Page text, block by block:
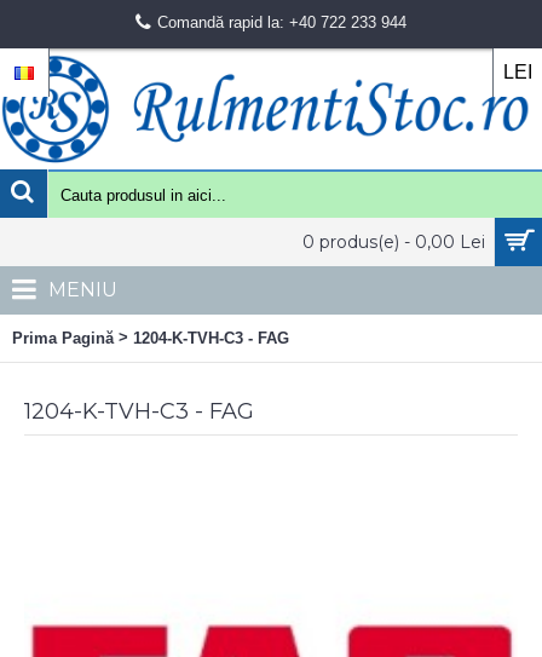
Comandă rapid la: +40 722 233 944
LEI
0 produs(e) - 0,00 Lei
MENIU
Prima Pagină > 1204-K-TVH-C3 - FAG
1204-K-TVH-C3 - FAG